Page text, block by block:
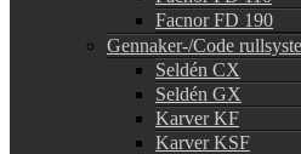
Facnor FD 190
Gennaker-/Code
Seldén CX
Seldén GX
Karver KF
Karver KSF